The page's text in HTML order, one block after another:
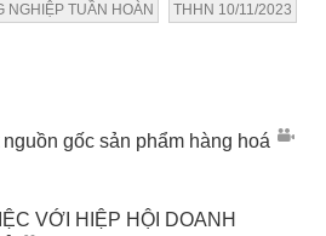
NGHIỆP TUẦN HOÀN THHN 10/11/2023
gốc sản phẩm hàng hoá
VỚI HIỆP HỘI DOANH